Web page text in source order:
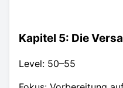
Kapitel 5: Die
Level: 50–55